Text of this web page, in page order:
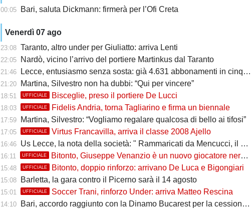
00:05 Bari, saluta Dickmann: firmerà per l’Ofi Creta
Venerdì 07 ago
23:08 Taranto, altro under per Giuliatto: arriva Lenti
22:05 Nardò, vicino l’arrivo del portiere Martinkus dal Taranto
21:46 Lecce, entusiasmo senza sosta: già 4.631 abbonamenti in cinque giorni
21:20 Martina, Silvestro non ha dubbi: “Qui per vincere”
18:51 UFFICIALE Bisceglie, preso il portiere De Lucci
18:03 UFFICIALE Fidelis Andria, torna Tagliarino e firma un biennale
17:59 Martina, Silvestro: “Vogliamo regalare qualcosa di bello ai tifosi”
17:05 UFFICIALE Virtus Francavilla, arriva il classe 2008 Ajello
16:46 Us Lecce, la nota della società: " Rammaricati da Mencucci, il 10 CDA straordinario"
16:11 UFFICIALE Bitonto, Giuseppe Venanzio è un nuovo giocatore neroverde
15:48 UFFICIALE Bitonto, doppio rinforzo: arrivano De Luca e Bigongiari
15:08 Barletta, la gara contro il Picerno sarà il 14 agosto
15:01 UFFICIALE Soccer Trani, rinforzo Under: arriva Matteo Rescina
14:10 Bari, accordo raggiunto con la Dinamo Bucarest per la cessione di Matthias Verreth